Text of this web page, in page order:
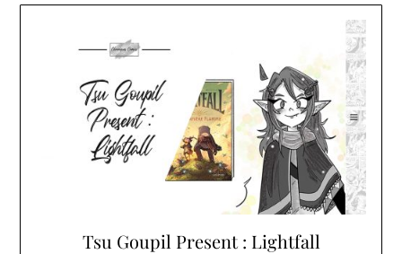
Tsu Goupil Present : Lightfall